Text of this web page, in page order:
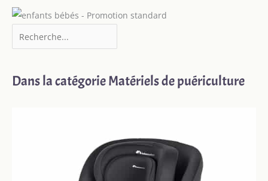
Dans la catégorie Matériels de puériculture